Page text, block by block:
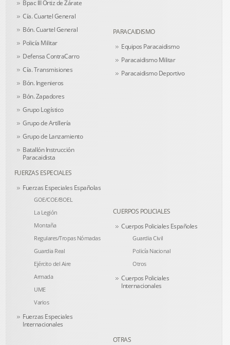
Bpac III Ortiz de Zárate
Cía. Cuartel General
Bón. Cuartel General
Policía Militar
Defensa ContraCarro
Cía. Transmisiones
Bón. Ingenieros
Bón. Zapadores
Grupo Logístico
Grupo de Artillería
Grupo de Lanzamiento
Batallón Instrucción
Paracaidista
PARACAIDISMO
Equipos Paracaidismo
Paracaidismo Militar
Paracaidismo Deportivo
FUERZAS ESPECIALES
Fuerzas Especiales Españolas
GOE/COE/BOEL
La Legión
Montaña
Regulares/Tropas Nómadas
Guardia Real
Ejército del Aire
Armada
UME
Varios
Fuerzas Especiales
Internacionales
CUERPOS POLICIALES
Cuerpos Policiales Españoles
Guardia Civil
Policía Nacional
Otros
Cuerpos Policiales
Internacionales
OTRAS